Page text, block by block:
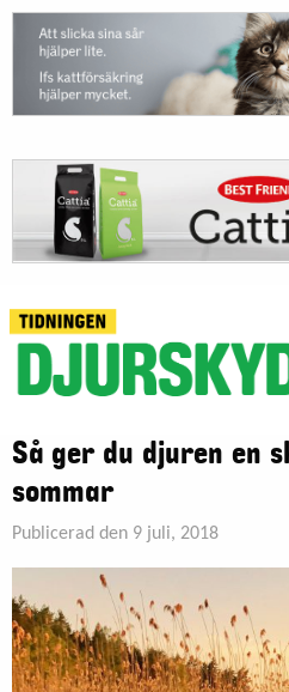
Så ger du djuren en
sommar
Publicerad den 9 juli, 2018